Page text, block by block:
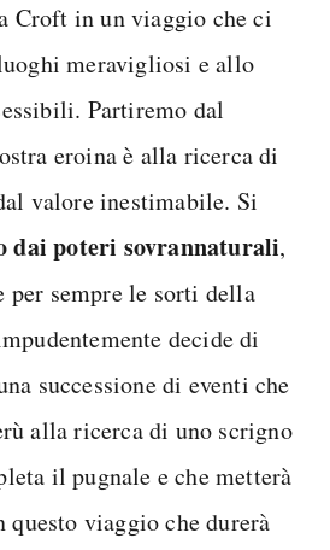
Croft in un viaggio che ci
meravigliosi e allo
Partiremo dal
eroina è alla ricerca di
valore inestimabile. Si
dai poteri sovrannaturali,
per sempre le sorti della
decide di
successione di eventi che
alla ricerca di uno scrigno
il pugnale e che metterà
questo viaggio che durerà